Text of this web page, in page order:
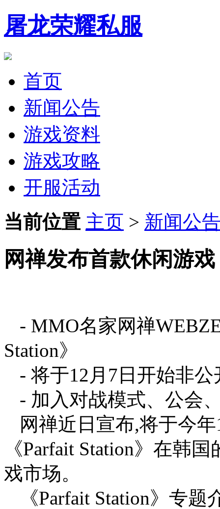
屠龙荣耀私服
首页
新闻公告
游戏资料
游戏攻略
开服活动
当前位置 主页 > 新闻公
网禅发布首款休闲游
- MMO名家网禅
Station》
- 将于12月7日开始非公
- 加入对战模式、公会
网禅近日宣布,将于今
《Parfait Station》在韩
戏市场。
《Parfait Station》专题